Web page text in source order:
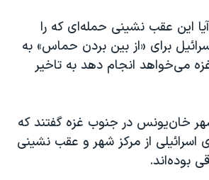
عقب نشینی حمله‌ای که را
برای «از بین بردن حماس» به
می‌خواهد انجام دهد به تاخیر
خان‌یونس در جنوب غزه گفتند که
از مرکز شهر و عقب نشینی
بوده‌اند.